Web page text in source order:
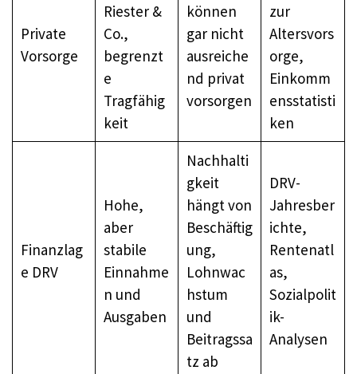
Private
Vorsorge
Riester &
Co.,
begrenzt
e
Tragfähig
keit
können
gar nicht
ausreiche
nd privat
vorsorgen
zur
Altersvors
orge,
Einkomm
ensstatisti
ken
Finanzlag
e DRV
Hohe,
aber
stabile
Einnahme
n und
Ausgaben
Nachhalti
gkeit
hängt von
Beschäftig
ung,
Lohnwac
hstum
und
Beitragssa
tz ab
DRV-
Jahresber
ichte,
Rentenatl
as,
Sozialpolit
ik-
Analysen